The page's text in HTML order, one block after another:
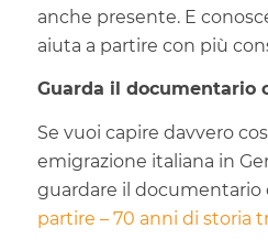
anche presente. E
aiuta a partire con più
Guarda il documentario
Se vuoi capire davvero
emigrazione italiana in
guardare il documentario
partire – 70 anni di storia